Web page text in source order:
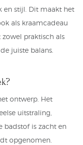
en stijl. Dit maakt het
als kraamcadeau
praktisch als
juiste balans.
ontwerp. Het
uitstraling,
badstof is zacht en
opgenomen.